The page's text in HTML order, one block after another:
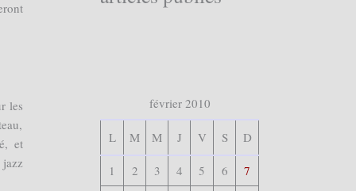
les
et
février 2010
L M M J V S D
1 2 3 4 5 6
7